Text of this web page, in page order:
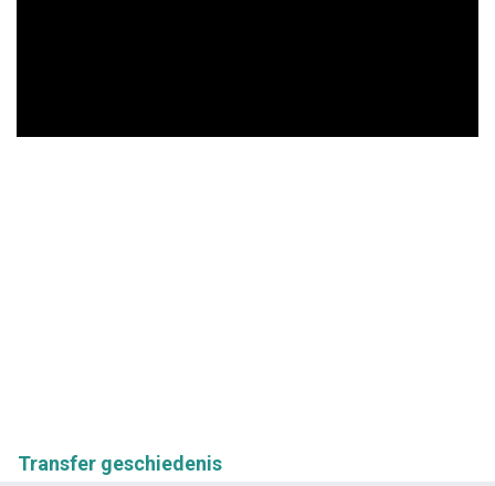
Transfer geschiedenis